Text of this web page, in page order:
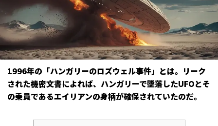
1996年の「ハンガリーのロズウェル事件」とは――。リーク
された機密文書によれば、ハンガリーで墜落したUFOとそ
の乗員であるエイリアンの身柄が確保されていたのだ。